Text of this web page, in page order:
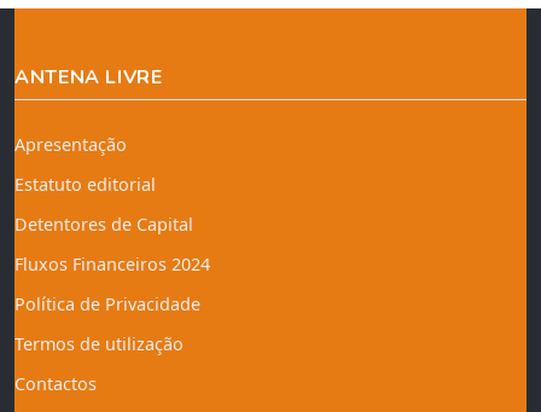
ANTENA LIVRE
Apresentação
Estatuto editorial
Detentores de Capital
Fluxos Financeiros 2024
Política de Privacidade
Termos de utilização
Contactos